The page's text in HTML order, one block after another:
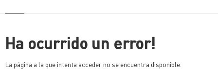
Ha ocurrido un error!
La página a la que intenta acceder no se encuentra disponible.